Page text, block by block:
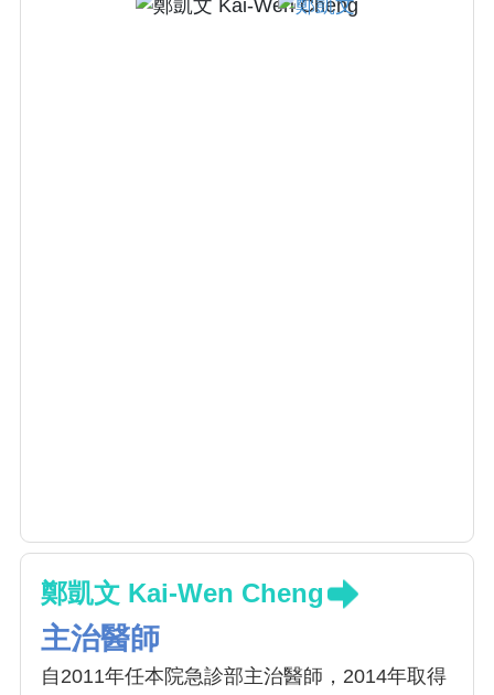
鄭凱文 Kai-Wen Cheng
主治醫師
自2011年任本院急診部主治醫師，2014年取得